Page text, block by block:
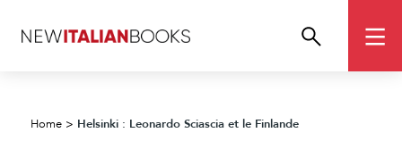
Home > Helsinki : Leonardo Sciascia et le Finlande